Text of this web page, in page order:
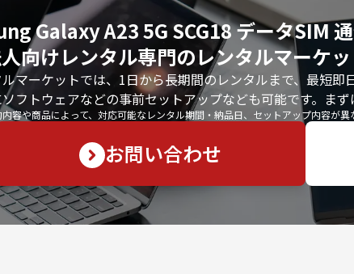
Galaxy A23 5G SCG18 データSIM
向けレンタル専門のレンタルマーケ
マーケットでは、1日から長期間のレンタルまで、最短即
フトウェアなどの事前セットアップなども可能です。ま
容や商品によって、対応可能なレンタル期間・納品日、セットアップ内容が異
お問い合わせ